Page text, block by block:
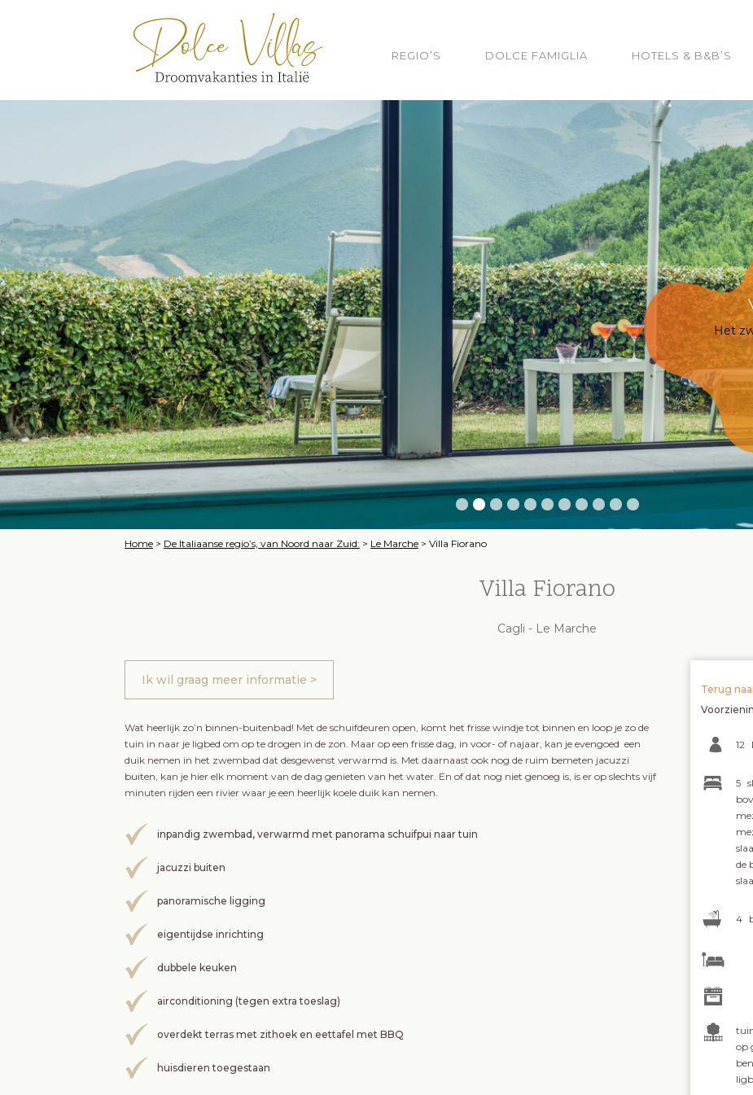
REGIO’S DOLCE FAMIGLIA HOTELS & B&B’S
Home > De Italiaanse regio’s, van Noord naar Zuid: > Le Marche > Villa Fiorano
Villa Fiorano
Cagli - Le Marche
Ik wil graag meer informatie >
Wat heerlijk zo’n binnen-buitenbad! Met de schuifdeuren open, komt het frisse windje tot binnen en loop je zo de
tuin in naar je ligbed om op te drogen in de zon. Maar op een frisse dag, in voor- of najaar, kan je evengoed een
duik nemen in het zwembad dat desgewenst verwarmd is. Met daarnaast ook nog de ruim bemeten jacuzzi
buiten, kan je hier elk moment van de dag genieten van het water. En of dat nog niet genoeg is, is er op slechts vijf
minuten rijden een rivier waar je een heerlijk koele duik kan nemen.
inpandig zwembad, verwarmd met panorama schuifpui naar tuin
jacuzzi buiten
panoramische ligging
eigentijdse inrichting
dubbele keuken
airconditioning (tegen extra toeslag)
overdekt terras met zithoek en eettafel met BBQ
huisdieren toegestaan
Terug
12
5
de
4
op